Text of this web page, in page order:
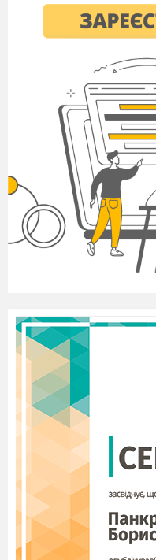
ВСТУП
………..3
РОЗДІЛ 1.
ФОРМУВАННЯ
1.1. Роль медіа в
основних
…...6
2.1.
2.2. Формування
української
….…....9